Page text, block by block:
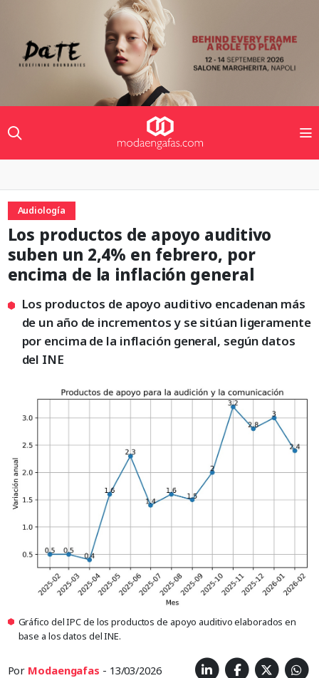
Audiología
Los productos de apoyo auditivo
suben un 2,4% en febrero, por
encima de la inflación general
Los productos de apoyo auditivo encadenan más
de un año de incrementos y se sitúan ligeramente
por encima de la inflación general, según datos
del INE
Gráfico del IPC de los productos de apoyo auditivo elaborados en
base a los datos del INE.
Por Modaengafas - 13/03/2026